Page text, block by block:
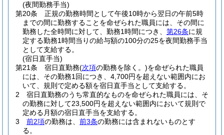
(夜間勤務手当)
第20条
正規の勤務時間として午後10時から翌日の午前5時
までの間に勤務することを命ぜられた職員には、その間に
勤務した全時間に対して、勤務1時間につき、 第26条に規
定する勤務1時間当りの給与額の100分の25を夜間勤務手当
として支給する。
(宿日直手当)
第21条
宿日直勤務(次項の勤務を除く。)を命ぜられた職員
には、その勤務1回につき、4,700円を超えない範囲内にお
いて、規則で定める額を宿日直手当として支給する。
2
宿日直勤務のうち常直的なものを命ぜられた職員には、そ
の勤務に対して23,500円を超えない範囲内において規則で
定める月額の宿日直手当を支給する。
3
前2項の勤務は、 前3条の勤務には含まれないものとす
る。